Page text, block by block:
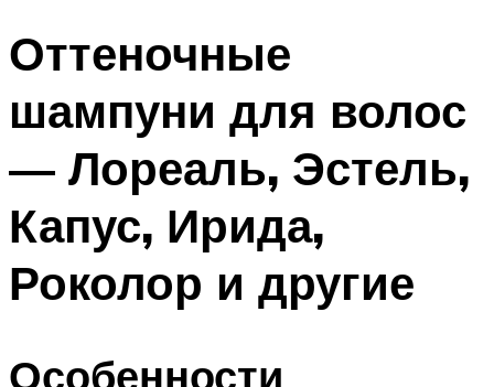
Оттеночные
шампуни для волос
— Лореаль, Эстель,
Капус, Ирида,
Роколор и другие
Особенности